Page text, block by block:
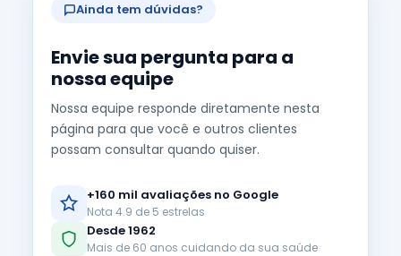
Ainda tem dúvidas?
Envie sua pergunta para a
nossa equipe
Nossa equipe responde diretamente nesta
página para que você e outros clientes
possam consultar quando quiser.
+160 mil avaliações no Google
Nota 4.9 de 5 estrelas
Desde 1962
Mais de 60 anos cuidando da sua saúde